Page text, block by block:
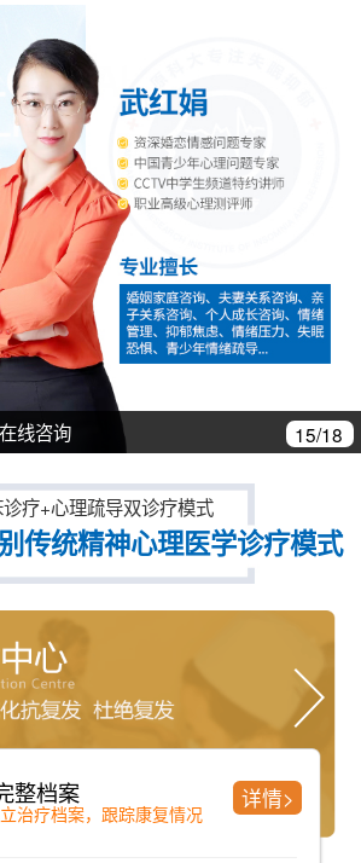
在线咨询 16/18
疗+心理疏导双诊疗模式
传统精神心理医学诊疗模式
宜